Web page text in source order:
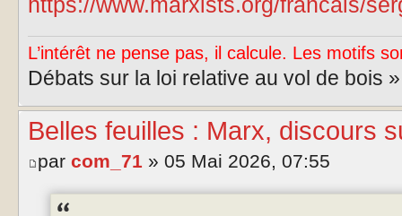
L’intérêt ne pense pas, il calcule. Les motifs
Débats sur la loi relative au vol de bois
Belles feuilles : Marx, discours
par com_71 » 05 Mai 2026, 07:55